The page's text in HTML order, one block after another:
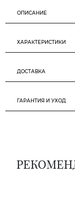
ОПИСАНИЕ
ХАРАКТЕРИСТИКИ
ДОСТАВКА
ГАРАНТИЯ И УХОД